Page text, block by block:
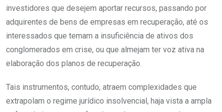
investidores que desejem aportar recursos, passando por
adquirentes de bens de empresas em recuperação, até os
interessados que temam a insuficiência de ativos dos
conglomerados em crise, ou que almejam ter voz ativa na
elaboração dos planos de recuperação.
Tais instrumentos, contudo, atraem complexidades que
extrapolam o regime jurídico insolvencial, haja vista a ampla